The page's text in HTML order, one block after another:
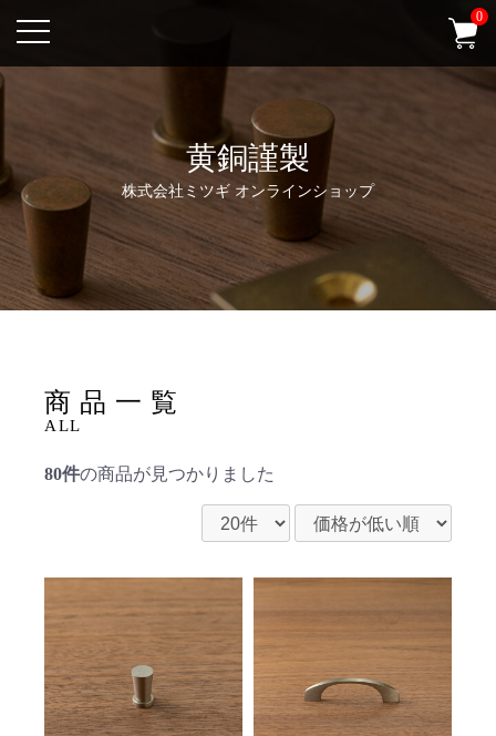
黄銅謹製
株式会社ミツギ オンラインショップ
0
お気に入り
商品一覧
ALL
80件の商品が見つかりました